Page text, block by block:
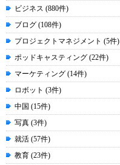
ビジネス (880件)
ブログ (108件)
プロジェクトマネジメント (5件)
ポッドキャスティング (22件)
マーケティング (14件)
ロボット (3件)
中国 (15件)
写真 (3件)
就活 (57件)
教育 (23件)